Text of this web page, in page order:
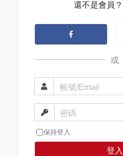
還不是會員？
或
帳號/Email
密碼
保持登入
登入